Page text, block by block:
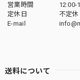
営業時間
12:00-
定休日
不定休
E-mail
送料について